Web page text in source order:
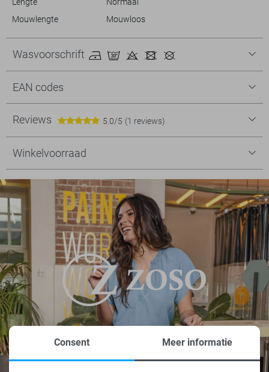
Mouwlengte
Mouwloos
Wasvoorschrift
EAN codes
Reviews 5.0/5 (1 reviews)
Winkelvoorraad
Consent Meer informatie